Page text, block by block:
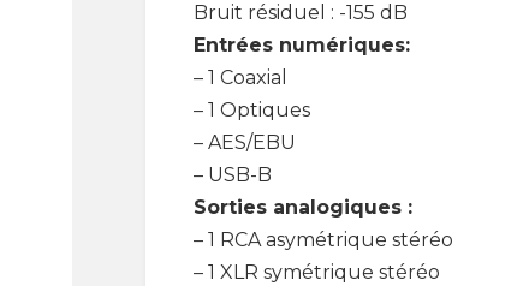
Bruit résiduel : -155 dB
Entrées numériques:
– 1 Coaxial
– 1 Optiques
– AES/EBU
– USB-B
Sorties analogiques :
– 1 RCA asymétrique stéréo
– 1 XLR symétrique stéréo